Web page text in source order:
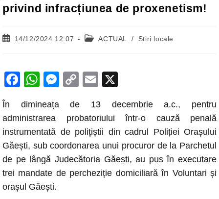
privind infracțiunea de proxenetism!
Post14/12/2024 12:07
PostACTUAL / Stiri locale
F
c
e
b
o
o
k
W
at
s
A
p
p
M
ss
e
n
g
er
C
p
y
Li
n
k
E
ail
În dimineața de 13 decembrie a.c., pentru
administrarea probatoriului într-o cauză penală
instrumentată de polițiștii din cadrul Poliției Orașului
Găești, sub coordonarea unui procuror de la Parchetul
de pe lângă Judecătoria Găești, au pus în executare
trei mandate de percheziție domiciliară în Voluntari și
orașul Găești.